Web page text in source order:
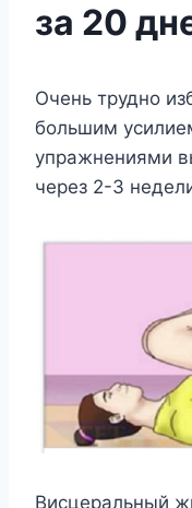
за 20
Очень трудно
большим
упражнениями
через 2-3
Висцеральный